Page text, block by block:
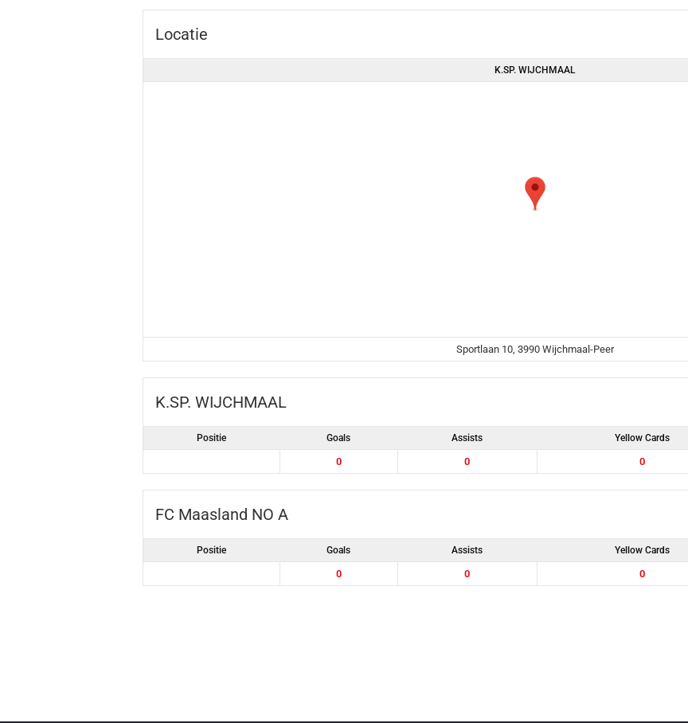
Locatie
K.SP. WIJCHMAAL
Sportlaan 10, 3990 Wijchmaal-Peer
K.SP. WIJCHMAAL
Positie Goals Assists Yellow Cards
0 0 0
FC Maasland NO A
Positie Goals Assists Yellow Cards
0 0 0